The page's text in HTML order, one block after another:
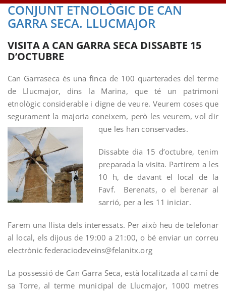
CONJUNT ETNOLÒGIC DE CAN
GARRA SECA. LLUCMAJOR
VISITA A CAN GARRA SECA DISSABTE 15
D’OCTUBRE
Can Garraseca és una finca de 100 quarterades del terme
de Llucmajor, dins la Marina, que té un patrimoni
etnològic considerable i digne de veure. Veurem coses que
segurament la majoria coneixem, però les veurem, vol dir
que les han conservades.
Dissabte dia 15 d’octubre, tenim
preparada la visita. Partirem a les
10 h, de davant el local de la
Favf. Berenats, o el berenar al
sarrió, per a les 11 iniciar.
Farem una llista dels interessats. Per això heu de telefonar
al local, els dijous de 19:00 a 21:00, o bé enviar un correu
electrònic federaciodeveins@felanitx.org
La possessió de Can Garra Seca, està localitzada al camí de
sa Torre, al terme municipal de Llucmajor, 1000 metres